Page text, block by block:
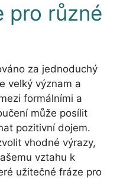
pro různé
za jednoduchý
velký význam a
formálními a
může posílit
pozitivní dojem.
vhodné výrazy,
vztahu k
užitečné fráze pro